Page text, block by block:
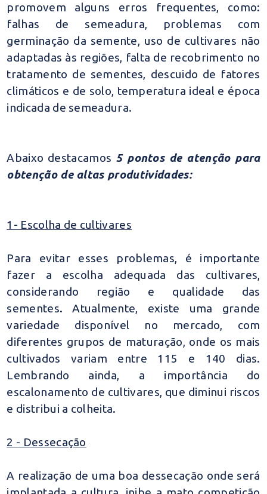
promovem alguns erros frequentes, como:
falhas de semeadura, problemas com
germinação da semente, uso de cultivares não
adaptadas às regiões, falta de recobrimento no
tratamento de sementes, descuido de fatores
climáticos e de solo, temperatura ideal e época
indicada de semeadura.
Abaixo destacamos 5 pontos de atenção para
obtenção de altas produtividades:
1- Escolha de cultivares
Para evitar esses problemas, é importante
fazer a escolha adequada das cultivares,
considerando região e qualidade das
sementes. Atualmente, existe uma grande
variedade disponível no mercado, com
diferentes grupos de maturação, onde os mais
cultivados variam entre 115 e 140 dias.
Lembrando ainda, a importância do
escalonamento de cultivares, que diminui riscos
e distribui a colheita.
2 - Dessecação
A realização de uma boa dessecação onde será